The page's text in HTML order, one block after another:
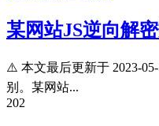
某网站JS逆向解
⚠️ 本文最后更新于 2023-
别。某网站...
202